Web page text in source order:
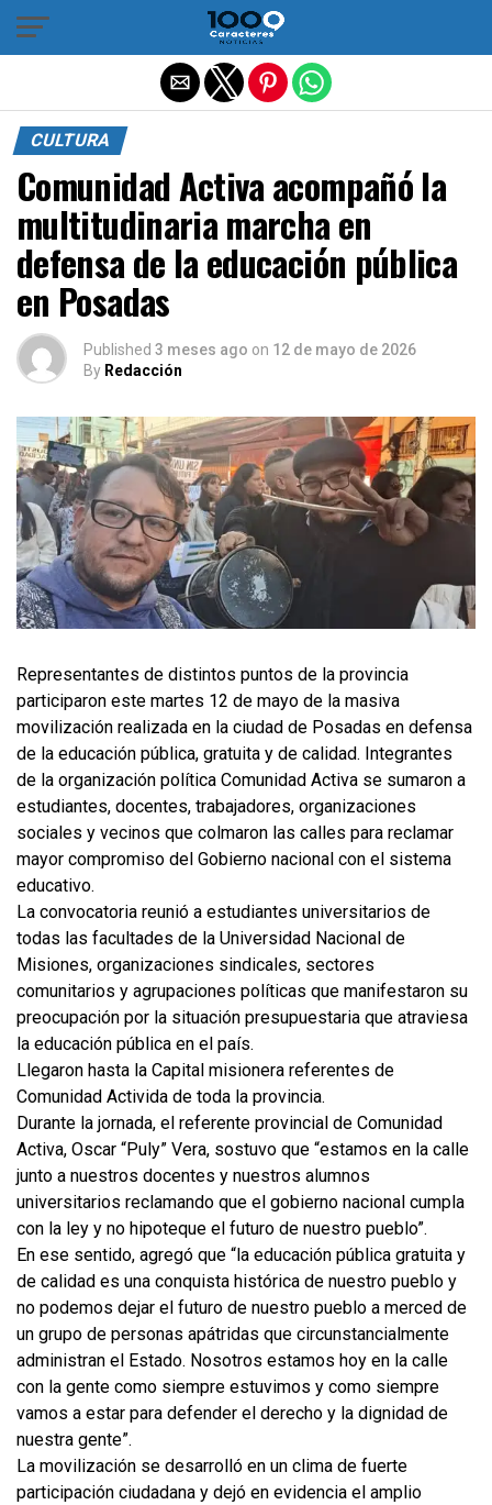
CULTURA
Comunidad Activa acompañó la
multitudinaria marcha en
defensa de la educación pública
en Posadas
Published 3 meses ago on 12 de mayo de 2026
By Redacción
Representantes de distintos puntos de la provincia
participaron este martes 12 de mayo de la masiva
movilización realizada en la ciudad de Posadas en defensa
de la educación pública, gratuita y de calidad. Integrantes
de la organización política Comunidad Activa se sumaron a
estudiantes, docentes, trabajadores, organizaciones
sociales y vecinos que colmaron las calles para reclamar
mayor compromiso del Gobierno nacional con el sistema
educativo.
La convocatoria reunió a estudiantes universitarios de
todas las facultades de la Universidad Nacional de
Misiones, organizaciones sindicales, sectores
comunitarios y agrupaciones políticas que manifestaron su
preocupación por la situación presupuestaria que atraviesa
la educación pública en el país.
Llegaron hasta la Capital misionera referentes de
Comunidad Activida de toda la provincia.
Durante la jornada, el referente provincial de Comunidad
Activa, Oscar “Puly” Vera, sostuvo que “estamos en la calle
junto a nuestros docentes y nuestros alumnos
universitarios reclamando que el gobierno nacional cumpla
con la ley y no hipoteque el futuro de nuestro pueblo”.
En ese sentido, agregó que “la educación pública gratuita y
de calidad es una conquista histórica de nuestro pueblo y
no podemos dejar el futuro de nuestro pueblo a merced de
un grupo de personas apátridas que circunstancialmente
administran el Estado. Nosotros estamos hoy en la calle
con la gente como siempre estuvimos y como siempre
vamos a estar para defender el derecho y la dignidad de
nuestra gente”.
La movilización se desarrolló en un clima de fuerte
participación ciudadana y dejó en evidencia el amplio
Salir de la versión móvil